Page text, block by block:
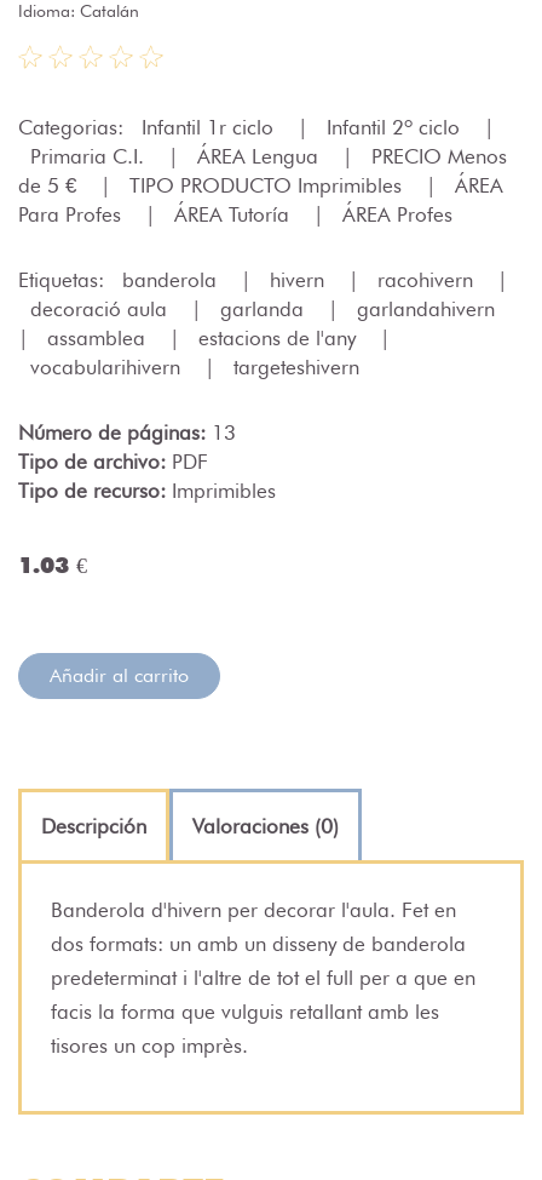
Idioma: Catalán
Categorias: Infantil 1r ciclo Infantil 2º ciclo
Primaria C.I.
ÁREA Lengua
PRECIO Menos
de 5 €
TIPO PRODUCTO Imprimibles
ÁREA
Para Profes
ÁREA Tutoría ÁREA Profes
Etiquetas: banderola hivern racohivern
decoració aula
garlanda
garlandahivern
assamblea estacions de l'any
vocabularihivern
targeteshivern
Número de páginas: 13
Tipo de archivo: PDF
Tipo de recurso: Imprimibles
1.03 €
Añadir al carrito
Descripción Valoraciones (0)
Banderola d'hivern per decorar l'aula. Fet en
dos formats: un amb un disseny de banderola
predeterminat i l'altre de tot el full per a que en
facis la forma que vulguis retallant amb les
tisores un cop imprès.